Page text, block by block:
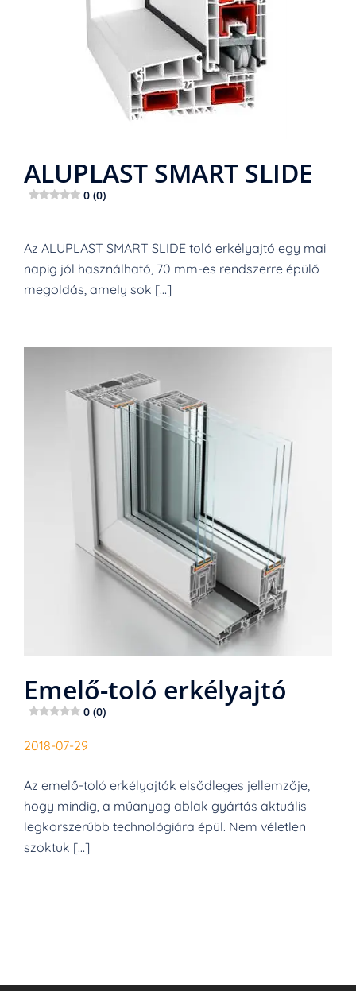
ALUPLAST SMART SLIDE
0 (0)
Az ALUPLAST SMART SLIDE toló erkélyajtó egy mai
napig jól használható, 70 mm-es rendszerre épülő
megoldás, amely sok […]
Emelő-toló erkélyajtó
0 (0)
2018-07-29
Az emelő-toló erkélyajtók elsődleges jellemzője,
hogy mindig, a műanyag ablak gyártás aktuális
legkorszerűbb technológiára épül. Nem véletlen
szoktuk […]